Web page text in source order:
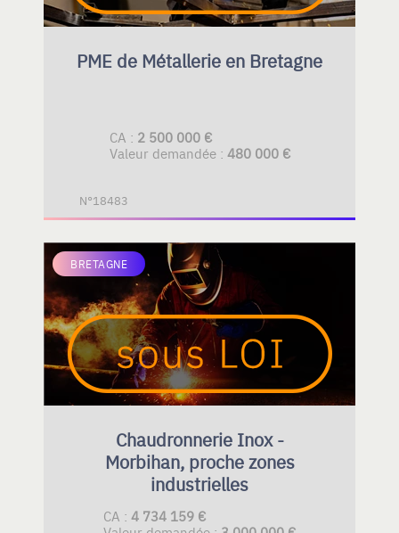
PME de Métallerie en Bretagne
CA : 2 500 000 €
Valeur demandée : 480 000 €
N°18483
BRETAGNE
Chaudronnerie Inox -
Morbihan, proche zones
industrielles
CA : 4 734 159 €